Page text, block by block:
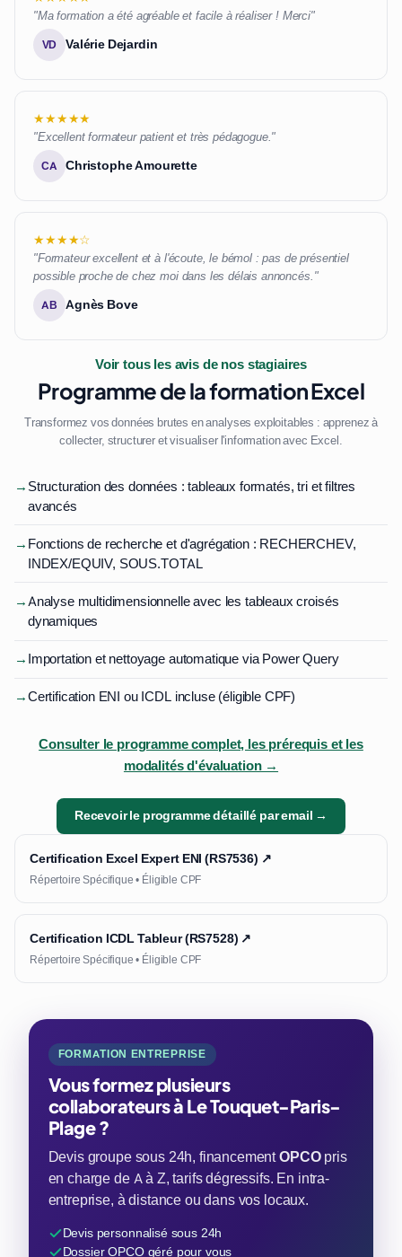
"Ma formation a été agréable et facile à réaliser ! Merci"
VD Valérie Dejardin
★★★★★
"Excellent formateur patient et très pédagogue."
CA Christophe Amourette
★★★★☆
"Formateur excellent et à l'écoute, le bémol : pas de présentiel
possible proche de chez moi dans les délais annoncés."
AB Agnès Bove
Voir tous les avis de nos stagiaires
Programme de la formation Excel
Transformez vos données brutes en analyses exploitables : apprenez à
collecter, structurer et visualiser l'information avec Excel.
→ Structuration des données : tableaux formatés, tri et filtres
avancés
→ Fonctions de recherche et d'agrégation : RECHERCHEV,
INDEX/EQUIV, SOUS.TOTAL
→Analyse multidimensionnelle avec les tableaux croisés
dynamiques
→ Importation et nettoyage automatique via Power Query
→Certification ENI ou ICDL incluse (éligible CPF)
Consulter le programme complet, les prérequis et les
modalités d'évaluation →
Recevoir le programme détaillé par email →
Certification Excel Expert ENI (RS7536) ↗
Répertoire Spécifique • Éligible CPF
Certification ICDL Tableur (RS7528) ↗
Répertoire Spécifique • Éligible CPF
FORMATION ENTREPRISE
Vous formez plusieurs
collaborateurs à Le Touquet-Paris-
Plage ?
Devis groupe sous 24h, financementOPCOpris
en charge de A à Z, tarifs dégressifs. En intra-
entreprise, à distance ou dans vos locaux.
Devis personnalisé sous 24h
Dossier OPCO géré pour vous